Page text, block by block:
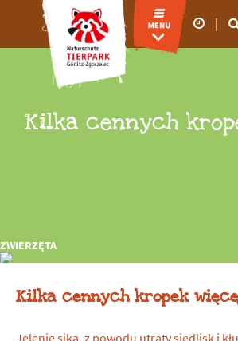
godziny
09.00 -
|
Kilka cennych
ZWIERZĘTA
Kilka cennych kropek
Jelenie sika, z powodu utraty siedlisk i